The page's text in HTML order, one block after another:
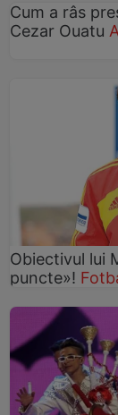
Cum a râs
Cezar Ouatu
Obiectivul lui
puncte»!